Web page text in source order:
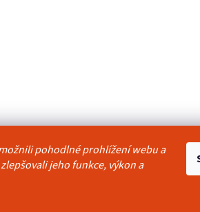
pohodlné prohlížení webu a
jeho funkce, výkon a
osobních údajů Kontakty Pravidla